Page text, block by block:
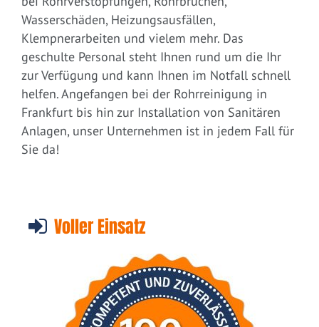
Wasserschäden, Heizungsausfällen,
Klempnerarbeiten und vielem mehr. Das
geschulte Personal steht Ihnen rund um die Ihr
zur Verfügung und kann Ihnen im Notfall schnell
helfen. Angefangen bei der Rohrreinigung in
Frankfurt bis hin zur Installation von Sanitären
Anlagen, unser Unternehmen ist in jedem Fall für
Sie da!
Voller Einsatz